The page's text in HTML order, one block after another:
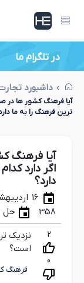
در تلگرام ما
داشبورد
آیا فرهنگ کشور ها در
ترین فرهنگ را به ما
آیا فرهنگ
اگر دارد
دارد؟
16 اردیبهشت 1401 ساعت 14:02
358
حل
2
0
نزدیک
است؟
فرهنگ